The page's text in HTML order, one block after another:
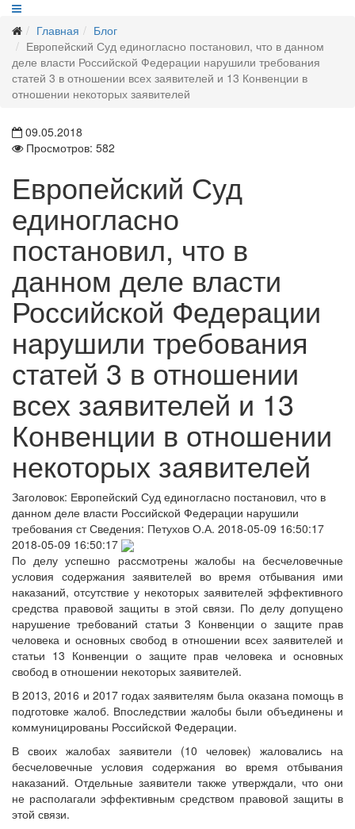
Главная
Блог
Европейский Суд единогласно постановил, что в данном
деле власти Российской Федерации нарушили требования
статей 3 в отношении всех заявителей и 13 Конвенции в
отношении некоторых заявителей
09.05.2018
Просмотров: 582
Европейский Суд
единогласно
постановил, что в
данном деле власти
Российской Федерации
нарушили требования
статей 3 в отношении
всех заявителей и 13
Конвенции в отношении
некоторых заявителей
Заголовок: Европейский Суд единогласно постановил, что в
данном деле власти Российской Федерации нарушили
требования стСведения: Петухов О.А. 2018-05-09 16:50:17
2018-05-09 16:50:17
По делу успешно рассмотрены жалобы на бесчеловечные
условия содержания заявителей во время отбывания ими
наказаний, отсутствие у некоторых заявителей эффективного
средства правовой защиты в этой связи. По делу допущено
нарушение требований статьи 3 Конвенции о защите прав
человека и основных свобод в отношении всех заявителей и
статьи 13 Конвенции о защите прав человека и основных
свобод в отношении некоторых заявителей.
В 2013, 2016 и 2017 годах заявителям была оказана помощь в
подготовке жалоб. Впоследствии жалобы были объединены и
коммуницированы Российской Федерации.
В своих жалобах заявители (10 человек) жаловались на
бесчеловечные условия содержания во время отбывания
наказаний. Отдельные заявители также утверждали, что они
не располагали эффективным средством правовой защиты в
этой связи.